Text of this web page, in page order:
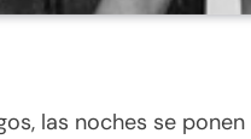
las noches se